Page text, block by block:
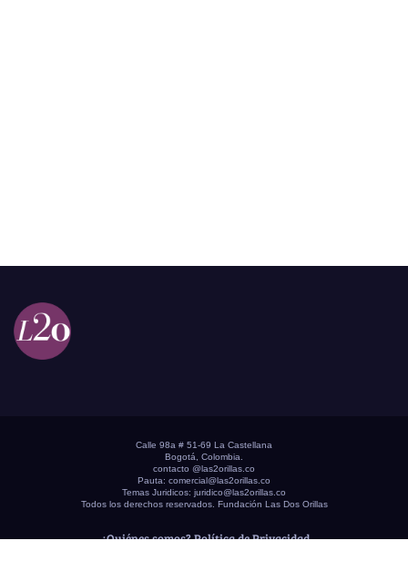
Calle 98a # 51-69 La Castellana
Bogotá, Colombia.
contacto @las2orillas.co
Pauta: comercial@las2orillas.co
Temas Juridicos: juridico@las2orillas.co
Todos los derechos reservados. Fundación Las Dos Orillas
¿Quiénes somos?Política de Privacidad